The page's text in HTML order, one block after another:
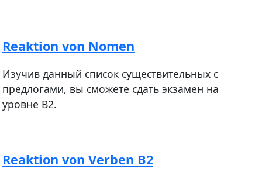
Reaktion von Nomen
Изучив данный список существительных с
предлогами, вы сможете сдать экзамен на
уровне В2.
Reaktion von Verben B2